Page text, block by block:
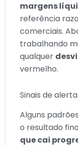
margens
referência
comerciais.
trabalhando
qualquer
vermelho.
Sinais de alerta
Alguns
o resultado
que cai